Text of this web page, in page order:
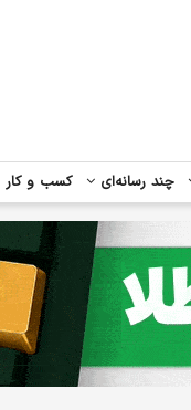
چند رسانه‌ای کسب و کار